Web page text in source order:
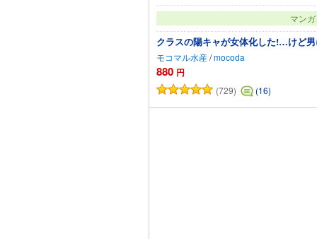
マンガ
クラスの陽キャが女体化した!…けど
モコマル水産/mocoda
880 円
(729) (16)